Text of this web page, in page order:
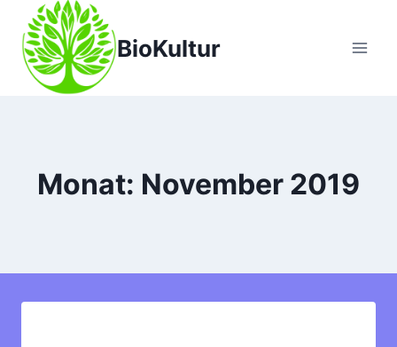
Inhalt
springen
BioKultur
Monat: November 2019